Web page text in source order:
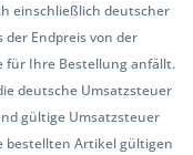
einschließlich deutscher
Endpreis von der
für Ihre Bestellung anfällt.
deutsche Umsatzsteuer
gültige Umsatzsteuer
bestellten Artikel gültigen